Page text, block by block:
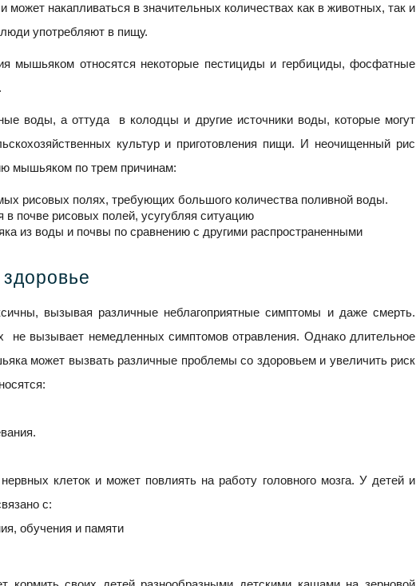
накапливаться в значительных количествах как в животных, так и
употребляют в пищу.
мышьяком относятся некоторые пестициды и гербициды, фосфатные
воды, а оттуда в колодцы и другие источники воды, которые могут
культур и приготовления пищи. И неочищенный рис
мышьяком по трем причинам:
рисовых полях, требующих большого количества поливной воды.
почве рисовых полей, усугубляя ситуацию
из воды и почвы по сравнению с другими распространенными
вызывая различные неблагоприятные симптомы и даже смерть.
вызывает немедленных симптомов отравления. Однако длительное
может вызвать различные проблемы со здоровьем и увеличить риск
клеток и может повлиять на работу головного мозга. У детей и
с:
обучения и памяти